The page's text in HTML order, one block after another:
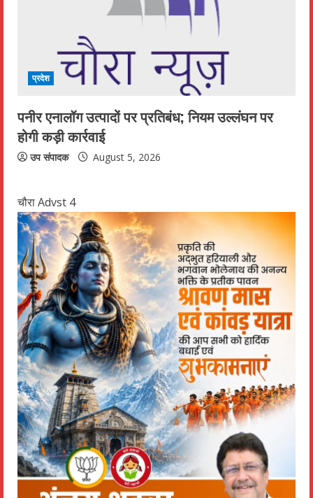
प्रदेश
पनीर एनालॉग उत्पादों पर प्रतिबंध; नियम उल्लंघन पर
होगी कड़ी कार्रवाई
उप संपादक August 5, 2026
चौरा Advst 4